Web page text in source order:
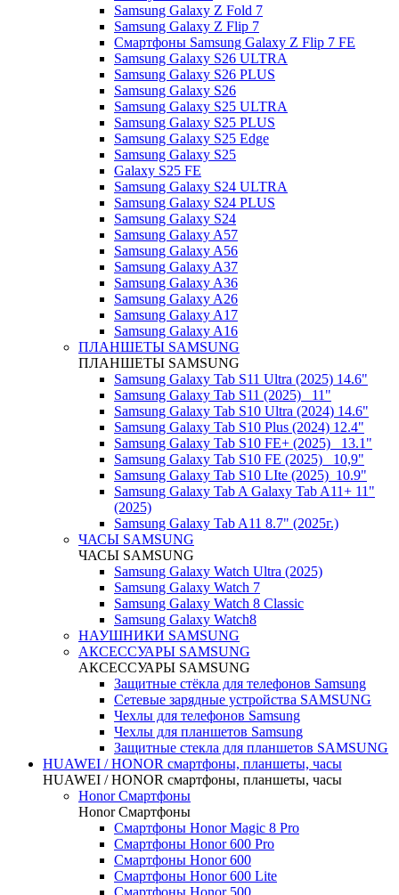
Samsung Galaxy Z Fold 7
Samsung Galaxy Z Flip 7
Смартфоны Samsung Galaxy Z Flip 7 FE
Samsung Galaxy S26 ULTRA
Samsung Galaxy S26 PLUS
Samsung Galaxy S26
Samsung Galaxy S25 ULTRA
Samsung Galaxy S25 PLUS
Samsung Galaxy S25 Edge
Samsung Galaxy S25
Galaxy S25 FE
Samsung Galaxy S24 ULTRA
Samsung Galaxy S24 PLUS
Samsung Galaxy S24
Samsung Galaxy A57
Samsung Galaxy A56
Samsung Galaxy A37
Samsung Galaxy A36
Samsung Galaxy A26
Samsung Galaxy A17
Samsung Galaxy A16
ПЛАНШЕТЫ SAMSUNG
ПЛАНШЕТЫ SAMSUNG
Samsung Galaxy Tab S11 Ultra (2025) 14.6"
Samsung Galaxy Tab S11 (2025) _11"
Samsung Galaxy Tab S10 Ultra (2024) 14.6"
Samsung Galaxy Tab S10 Plus (2024) 12.4"
Samsung Galaxy Tab S10 FE+ (2025)_ 13.1"
Samsung Galaxy Tab S10 FE (2025)_ 10,9"
Samsung Galaxy Tab S10 LIte (2025)_10.9"
Samsung Galaxy Tab A Galaxy Tab A11+ 11"
(2025)
Samsung Galaxy Tab A11 8.7" (2025г.)
ЧАСЫ SAMSUNG
ЧАСЫ SAMSUNG
Samsung Galaxy Watch Ultra (2025)
Samsung Galaxy Watch 7
Samsung Galaxy Watch 8 Classic
Samsung Galaxy Watch8
НАУШНИКИ SAMSUNG
АКСЕССУАРЫ SAMSUNG
АКСЕССУАРЫ SAMSUNG
Защитные стёкла для телефонов Samsung
Сетевые зарядные устройства SAMSUNG
Чехлы для телефонов Samsung
Чехлы для планшетов Samsung
Защитные стекла для планшетов SAMSUNG
HUAWEI / HONOR cмартфоны, планшеты, часы
HUAWEI / HONOR cмартфоны, планшеты, часы
Honor Смартфоны
Honor Смартфоны
Смартфоны Honor Magic 8 Pro
Смартфоны Honor 600 Pro
Смартфоны Honor 600
Смартфоны Honor 600 Lite
Смартфоны Honor 500